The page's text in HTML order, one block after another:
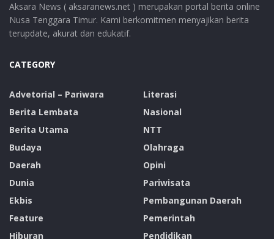
Aksara News ( aksaranews.net ) merupakan portal berita online
Nusa Tenggara Timur. Kami berkomitmen menyajikan berita
terupdate, akurat dan edukatif.
CATEGORY
Advetorial – Pariwara
Berita Lembata
Berita Utama
Budaya
Daerah
Dunia
Ekbis
Feature
Hiburan
Literasi
Nasional
NTT
Olahraga
Opini
Pariwisata
Pembangunan Daerah
Pemerintah
Pendidikan